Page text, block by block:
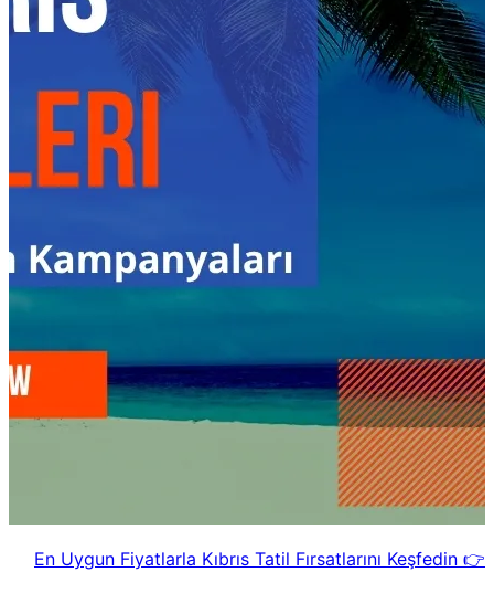
👉 En Uygun Fiyatlarla Kıbrıs Tatil Fırsatlarını Keşfedin